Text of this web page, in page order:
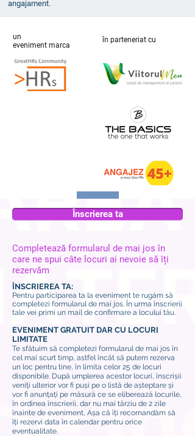
angajament.
un
eveniment marca
în parteneriat cu
Înscrierea ta
Completează formularul de mai jos în
care ne spui câte locuri ai nevoie să îți
rezervăm
ÎNSCRIEREA TA:
Pentru participarea ta la eveniment te rugăm să
completezi formularul de mai jos. În urma înscrierii
tale vei primi un mail de confirmare a locului tău.
EVENIMENT GRATUIT DAR CU LOCURI
LIMITATE
Te sfătuim să completezi formularul de mai jos în
cel mai scurt timp, astfel încât să putem rezerva
un loc pentru tine, în limita celor 25 de locuri
disponibile. După umplerea acestor locuri, înscrișii
veniți ulterior vor fi puși pe o listă de așteptare și
vor fi anunțați pe măsură ce se eliberează locurile,
în ordinea înscrierii, dar nu mai târziu de 2 zile
înainte de eveniment, Așa că îți recomandăm să
îți rezervi data în calendar pentru orice
eventualitate.